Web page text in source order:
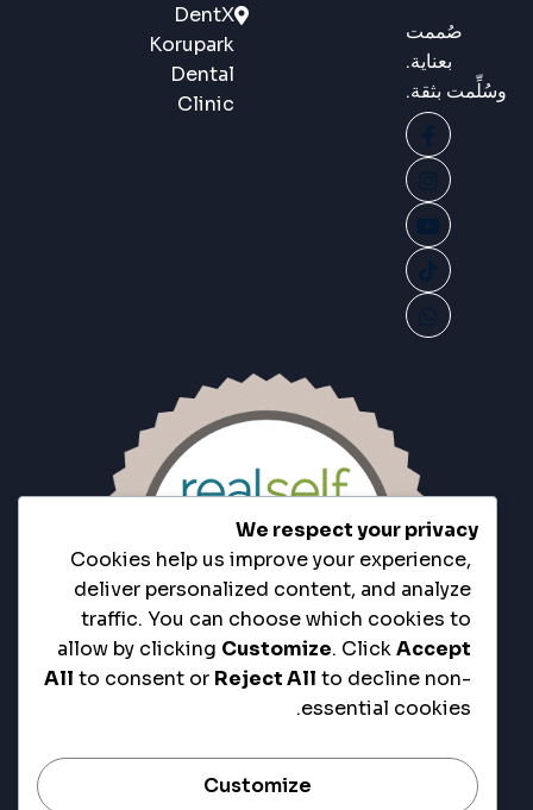
صُممت
بعناية.
وسُلِّمت بثقة.
DentX
Korupark
Dental
Clinic
We respect your privacy
Cookies help us improve your experience,
deliver personalized content, and analyze
traffic. You can choose which cookies to
allow by clicking Customize. ClickAccept
All to consent or Reject All to decline non-
essential cookies.
Customize